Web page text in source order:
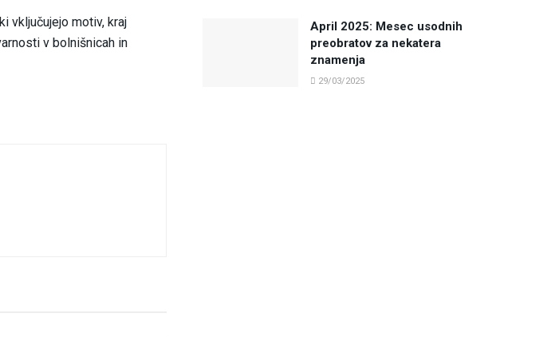
vključujejo motiv, kraj
v bolnišnicah in
April 2025: Mesec usodnih
preobratov za nekatera
znamenja
29/03/2025